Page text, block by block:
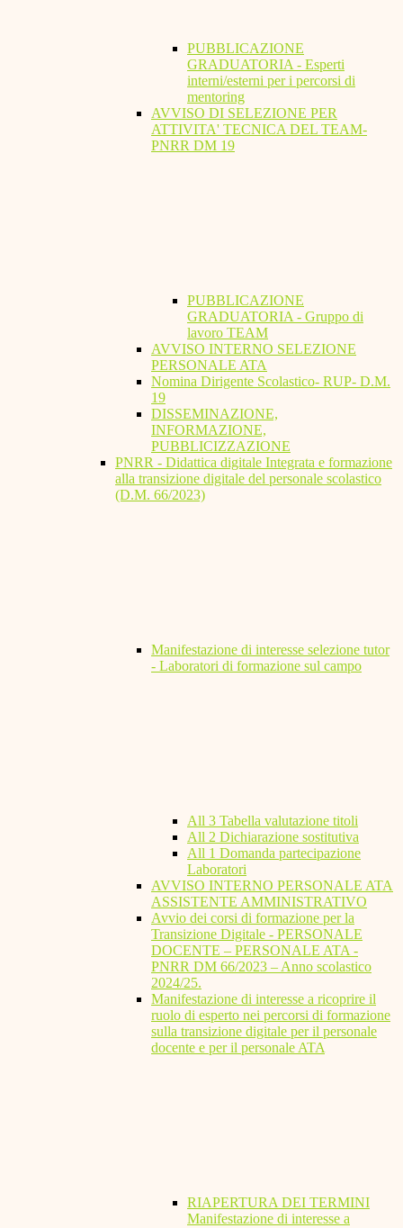
PUBBLICAZIONE
GRADUATORIA - Esperti
interni/esterni per i percorsi di
mentoring
AVVISO DI SELEZIONE PER
ATTIVITA' TECNICA DEL TEAM-
PNRR DM 19
PUBBLICAZIONE
GRADUATORIA - Gruppo di
lavoro TEAM
AVVISO INTERNO SELEZIONE
PERSONALE ATA
Nomina Dirigente Scolastico- RUP- D.M.
19
DISSEMINAZIONE,
INFORMAZIONE,
PUBBLICIZZAZIONE
PNRR - Didattica digitale Integrata e formazione
alla transizione digitale del personale scolastico
(D.M. 66/2023)
Manifestazione di interesse selezione tutor
- Laboratori di formazione sul campo
All 3 Tabella valutazione titoli
All 2 Dichiarazione sostitutiva
All 1 Domanda partecipazione
Laboratori
AVVISO INTERNO PERSONALE ATA
ASSISTENTE AMMINISTRATIVO
Avvio dei corsi di formazione per la
Transizione Digitale - PERSONALE
DOCENTE – PERSONALE ATA -
PNRR DM 66/2023 – Anno scolastico
2024/25.
Manifestazione di interesse a ricoprire il
ruolo di esperto nei percorsi di formazione
sulla transizione digitale per il personale
docente e per il personale ATA
RIAPERTURA DEI TERMINI
Manifestazione di interesse a